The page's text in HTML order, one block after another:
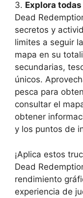
3. Explora
Dead
secretos y
limites a seguir
mapa en su
secundarias,
únicos.
pesca para
consultar el
obtener
y los puntos de
¡Aplica estos
Dead
rendimiento
experiencia de